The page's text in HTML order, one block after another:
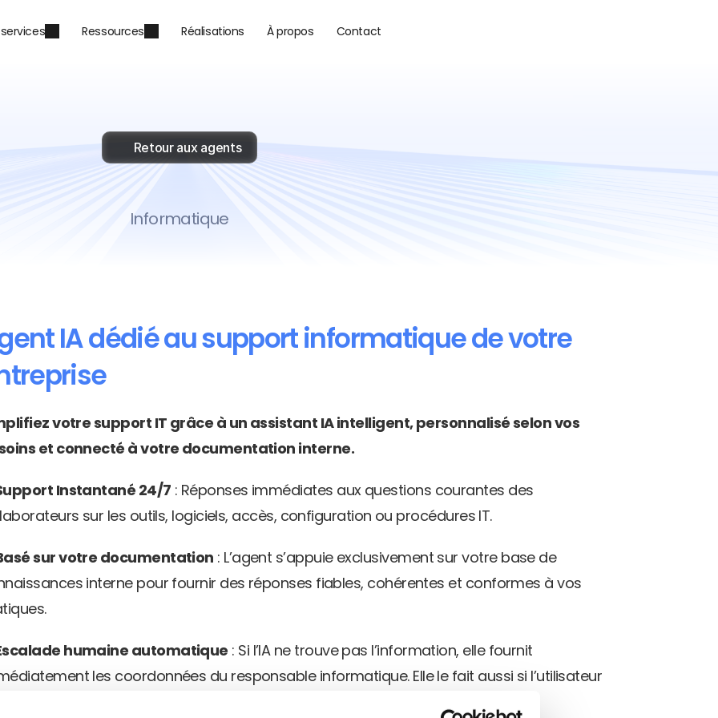
Ressources Réalisations À propos Contact
Retour aux agents
Informatique
Informatique
IA dédié au support informatique de votre
votre support IT grâce à un assistant IA intelligent, personnalisé selon vos
et connecté à votre documentation interne.
Instantané 24/7 : Réponses immédiates aux questions courantes des
sur les outils, logiciels, accès, configuration ou procédures IT.
sur votre documentation : L’agent s’appuie exclusivement sur votre base de
interne pour fournir des réponses fiables, cohérentes et conformes à vos
humaine automatique : Si l’IA ne trouve pas l’information, elle fournit
les coordonnées du responsable informatique. Elle le fait aussi si l’utilisateur